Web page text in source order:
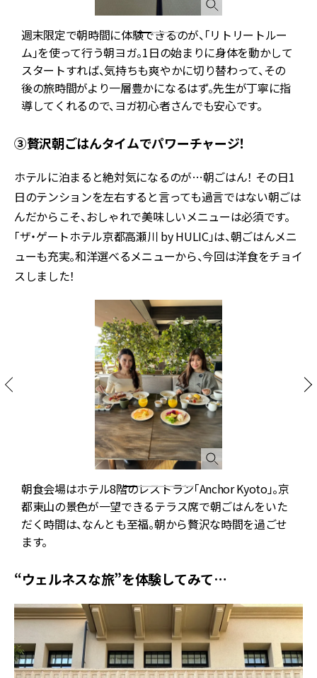
週末限定で朝時間に体験できるのが、「リトリートルー
ム」を使って行う朝ヨガ。1日の始まりに身体を動かして
スタートすれば、気持ちも爽やかに切り替わって、その
後の旅時間がより一層豊かになるはず。先生が丁寧に指
導してくれるので、ヨガ初心者さんでも安心です。
③贅沢朝ごはんタイムでパワーチャージ！
ホテルに泊まると絶対気になるのが…朝ごはん！ その日1
日のテンションを左右すると言っても過言ではない朝ごは
んだからこそ、おしゃれで美味しいメニューは必須です。
「ザ・ゲートホテル京都高瀬川 by HULIC」は、朝ごはんメニ
ューも充実。和洋選べるメニューから、今回は洋食をチョイ
スしました！
朝食会場はホテル8階のレストラン「Anchor Kyoto」。京
都東山の景色が一望できるテラス席で朝ごはんをいた
だく時間は、なんとも至福。朝から贅沢な時間を過ごせ
ます。
“ウェルネスな旅”を体験してみて…